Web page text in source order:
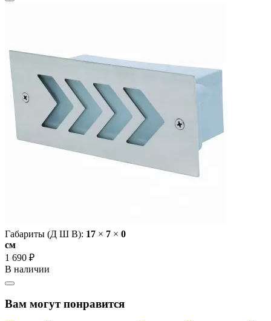
Габариты (Д Ш В): 17 × 7 × 0
cм
1 690 ₽
В наличии
Вам могут понравится